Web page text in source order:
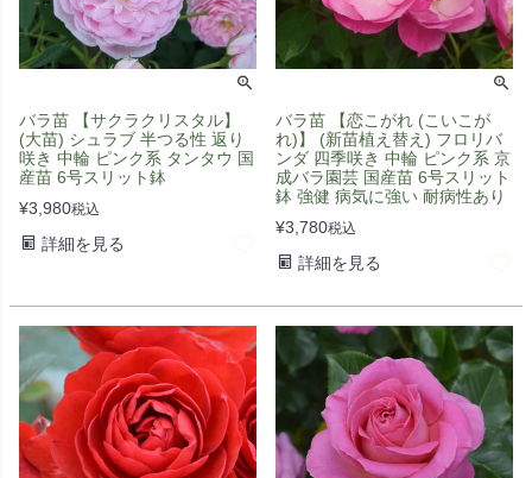
バラ苗 【サクラクリスタル】
(大苗) シュラブ 半つる性 返り
咲き 中輪 ピンク系 タンタウ 国
産苗 6号スリット鉢
¥3,980税込
詳細を見る
バラ苗 【恋こがれ (こいこが
れ)】 (新苗植え替え) フロリバ
ンダ 四季咲き 中輪 ピンク系 京
成バラ園芸 国産苗 6号スリット
鉢 強健 病気に強い 耐病性あり
¥3,780税込
詳細を見る